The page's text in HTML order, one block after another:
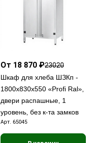
От 18 870 ₽23020
Шкаф для хлеба ШЗКп -
1800х830х550 «Profi Ral»,
двери распашные, 1
уровень, без к-та замков
Арт. 65045